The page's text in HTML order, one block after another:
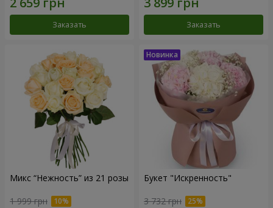
Заказать Заказать
Микс “Нежность” из 21 розы
1 999 грн
Букет "Искренность"
3 732 грн